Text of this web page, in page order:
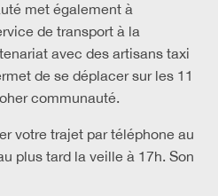
met également à
de transport à la
avec des artisans taxi
de se déplacer sur les 11
communauté.
votre trajet par téléphone au
plus tard la veille à 17h. Son